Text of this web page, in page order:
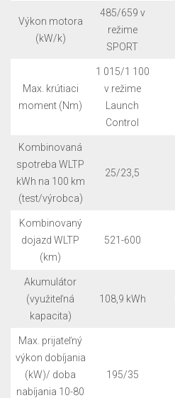
Výkon motora
(kW/k)
485/659 v
režime
SPORT
Max. krútiaci
moment (Nm)
1 015/1 100
v režime
Launch
Control
Kombinovaná
spotreba WLTP
kWh na 100 km
(test/výrobca)
25/23,5
Kombinovaný
dojazd WLTP
(km)
521-600
Akumulátor
(využiteľná
kapacita)
108,9 kWh
Max. prijateľný
výkon dobíjania
(kW)/ doba
nabíjania 10-80
195/35